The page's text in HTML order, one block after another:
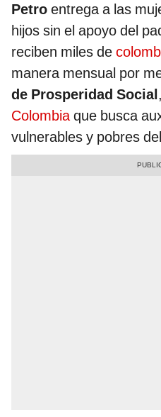
Petro entrega a las
hijos sin el apoyo del
reciben miles de
manera mensual por
de Prosperidad Social
Colombiaque busca
vulnerables y pobres